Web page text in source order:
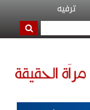
ترفيه